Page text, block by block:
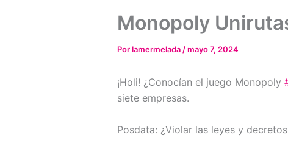
Monopoly
Porlamermelada/mayo 7, 2024
¡Holi! ¿Conocían el juego Monopoly
siete empresas.
Posdata: ¿Violar las leyes y